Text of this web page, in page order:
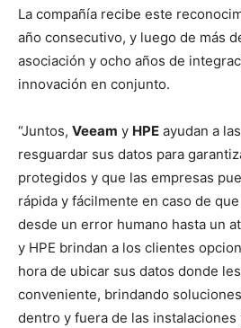
La compañía recibe este
año consecutivo, y luego de más
asociación y ocho años de
innovación en conjunto.
“Juntos, Veeam y HPE ayudan a
resguardar sus datos para
protegidos y que las empresas
rápida y fácilmente en caso de
desde un error humano hasta un
y HPE brindan a los clientes
hora de ubicar sus datos donde
conveniente, brindando
dentro y fuera de las